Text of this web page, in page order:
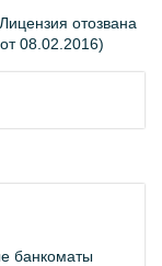
отозвана
08.02.2016)
банкоматы